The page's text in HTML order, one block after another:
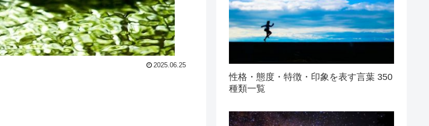
2025.06.25
性格・態度・特徴・印象を表す言葉 350
種類一覧